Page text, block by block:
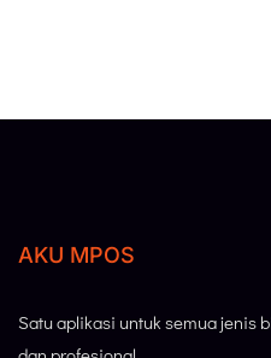
AKU MPOS
Satu aplikasi untuk semua jenis